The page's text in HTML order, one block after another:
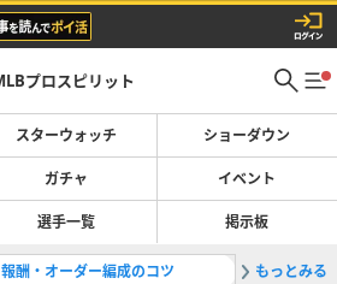
プロスピリット
スターウォッチ ショーダウン
ガチャ イベント
選手一覧 掲示板
酬・オーダー編成のコツ 2DH最強
もっとみる